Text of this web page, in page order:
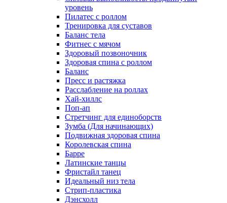
уровень
Пилатес с роллом
Тренировка для суставов
Баланс тела
Фитнес с мячом
Здоровый позвоночник
Здоровая спина с роллом
Баланс
Пресс и растяжка
Расслабление на роллах
Хай-хиллс
Поп-ап
Стретчинг для единоборств
Зумба (Для начинающих)
Подвижная здоровая спина
Королевская спина
Барре
Латинские танцы
Фристайл танец
Идеальный низ тела
Стрип-пластика
Дэнсхолл